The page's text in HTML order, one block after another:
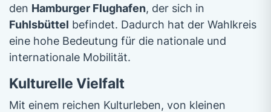
den Hamburger Flughafen, der sich in
Fuhlsbüttel befindet. Dadurch hat der Wahlkreis
eine hohe Bedeutung für die nationale und
internationale Mobilität.
Kulturelle Vielfalt
Mit einem reichen Kulturleben, von kleinen